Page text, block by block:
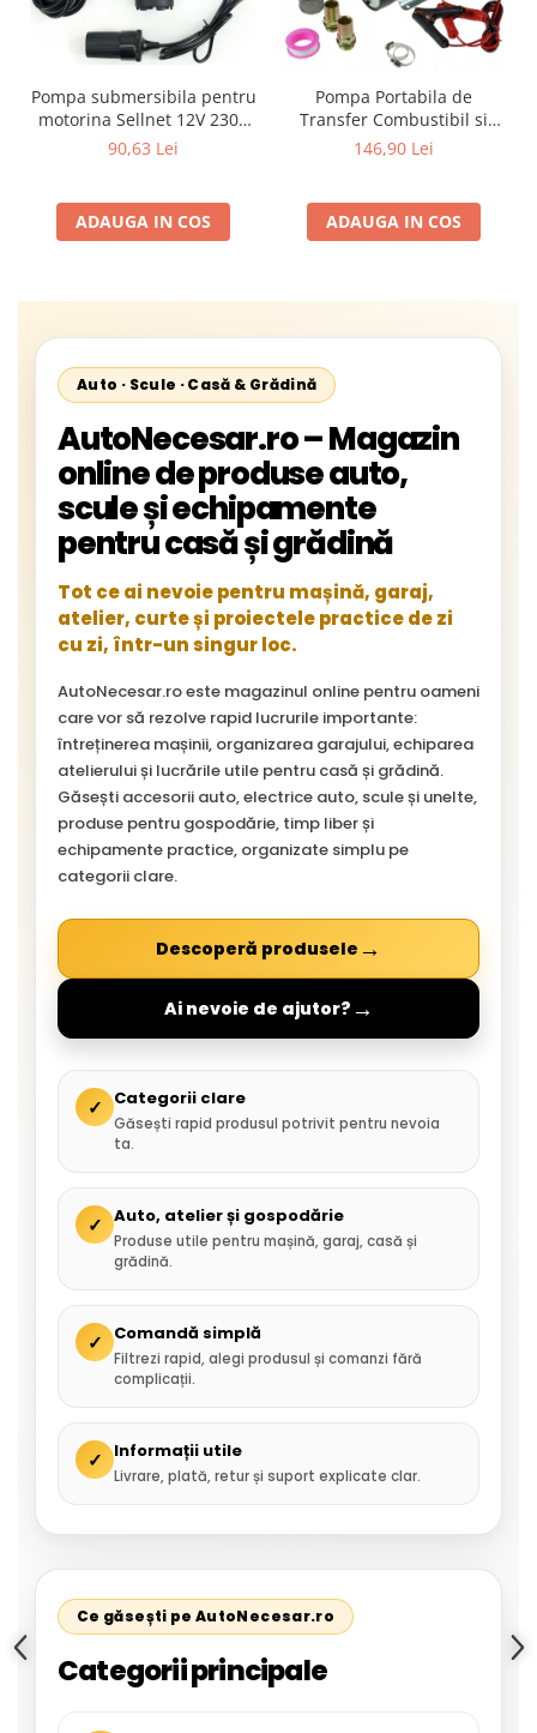
Pompa submersibila pentru
motorina Sellnet 12V 230V
38mm cu adaptor pentru
90,63 Lei
ADAUGA IN COS
Pompa Portabila de
Transfer Combustibil si
Motorina Mini CPN 12V,
Conectori si Filtru Incluse
146,90 Lei
ADAUGA IN COS
Auto · Scule · Casă & Grădină
AutoNecesar.ro – Magazin
online de produse auto,
scule și echipamente
pentru casă și grădină
Tot ce ai nevoie pentru mașină, garaj,
atelier, curte și proiectele practice de zi
cu zi, într-un singur loc.
AutoNecesar.ro este magazinul online pentru oameni
care vor să rezolve rapid lucrurile importante:
întreținerea mașinii, organizarea garajului, echiparea
atelierului și lucrările utile pentru casă și grădină.
Găsești accesorii auto, electrice auto, scule și unelte,
produse pentru gospodărie, timp liber și
echipamente practice, organizate simplu pe
categorii clare.
Descoperă produsele →
Ai nevoie de ajutor? →
✓ Categorii clare
Găsești rapid produsul potrivit pentru nevoia
ta.
✓ Auto, atelier și gospodărie
Produse utile pentru mașină, garaj, casă și
grădină.
✓ Comandă simplă
Filtrezi rapid, alegi produsul și comanzi fără
complicații.
✓ Informații utile
Livrare, plată, retur și suport explicate clar.
Ce găsești pe AutoNecesar.ro
Categorii principale